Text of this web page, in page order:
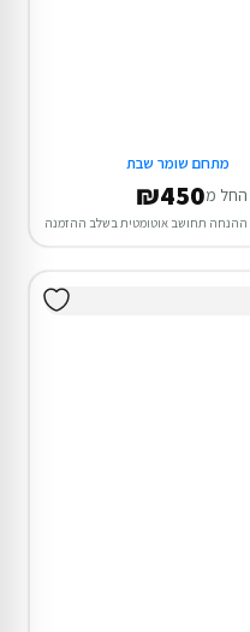
מתחם שומר שבת
החל מ₪450
ההנחה תחושב אוטומטית בשלב ההזמנה